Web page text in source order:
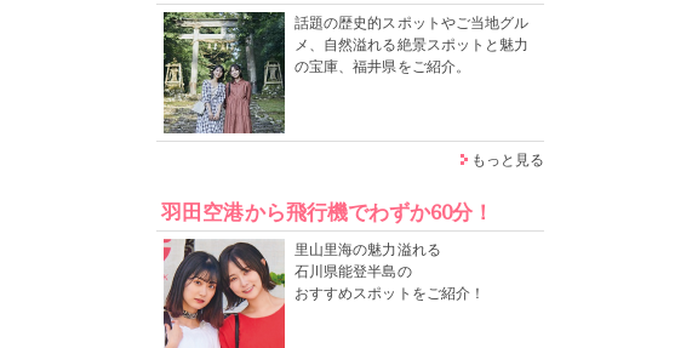
話題の歴史的スポットやご当地グル
メ、自然溢れる絶景スポットと魅力
の宝庫、福井県をご紹介。
もっと見る
羽田空港から飛行機でわずか60分！
里山里海の魅力溢れる
石川県能登半島の
おすすめスポットをご紹介！